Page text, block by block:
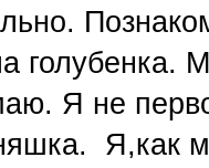
голубенка.
Я не